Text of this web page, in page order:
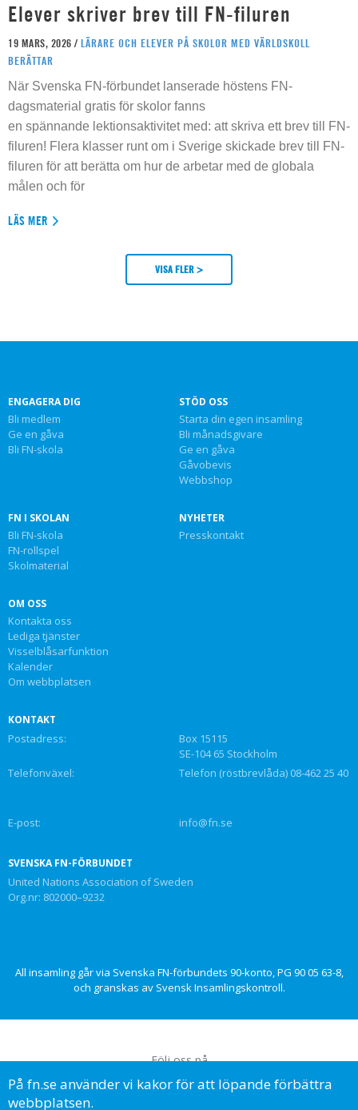
Elever skriver brev till FN-filuren
19 MARS, 2026 / LÄRARE OCH ELEVER PÅ SKOLOR MED VÄRLDSKOLL
BERÄTTAR
När Svenska FN-förbundet lanserade höstens FN-
dagsmaterial gratis för skolor fanns
en spännande lektionsaktivitet med: att skriva ett brev till FN-
filuren! Flera klasser runt om i Sverige skickade brev till FN-
filuren för att berätta om hur de arbetar med de globala
målen och för
LÄS MER
VISA FLER >
ENGAGERA DIG
Bli medlem
Ge en gåva
Bli FN-skola
STÖD OSS
Starta din egen insamling
Bli månadsgivare
Ge en gåva
Gåvobevis
Webbshop
FN I SKOLAN
Bli FN-skola
FN-rollspel
Skolmaterial
NYHETER
Presskontakt
OM OSS
Kontakta oss
Lediga tjänster
Visselblåsarfunktion
Kalender
Om webbplatsen
KONTAKT
Postadress:
Box 15115
SE-104 65 Stockholm
Telefonväxel:
Telefon (röstbrevlåda) 08-462 25 40
E-post: info@fn.se
SVENSKA FN-FÖRBUNDET
United Nations Association of Sweden
Org.nr: 802000–9232
All insamling går via Svenska FN-förbundets 90-konto, PG 90 05 63-8,
och granskas av Svensk Insamlingskontroll.
Följ oss på
På fn.se använder vi kakor för att löpande förbättra
webbplatsen.